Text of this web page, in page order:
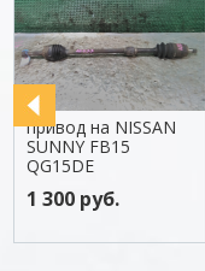
привод на NISSAN
SUNNY FB15
QG15DE
1 300 руб.